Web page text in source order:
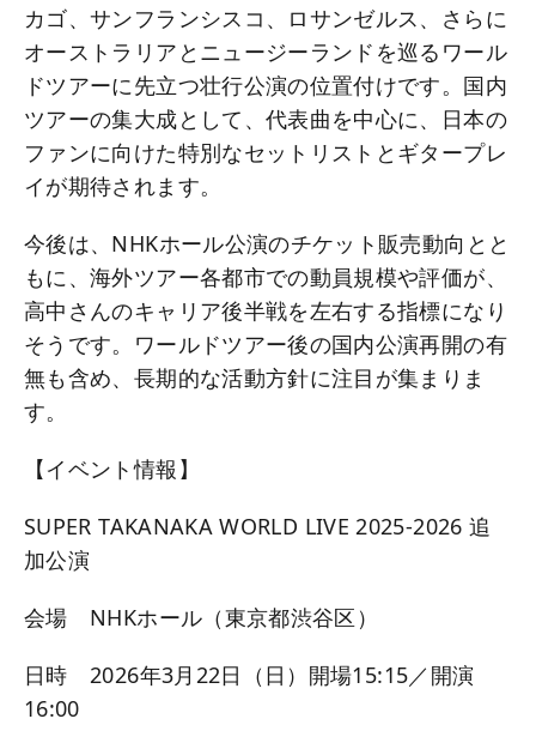
カゴ、サンフランシスコ、ロサンゼルス、さらに
オーストラリアとニュージーランドを巡るワール
ドツアーに先立つ壮行公演の位置付けです。国内
ツアーの集大成として、代表曲を中心に、日本の
ファンに向けた特別なセットリストとギタープレ
イが期待されます。
今後は、NHKホール公演のチケット販売動向とと
もに、海外ツアー各都市での動員規模や評価が、
高中さんのキャリア後半戦を左右する指標になり
そうです。ワールドツアー後の国内公演再開の有
無も含め、長期的な活動方針に注目が集まりま
す。
【イベント情報】
SUPER TAKANAKA WORLD LIVE 2025-2026 追
加公演
会場 NHKホール（東京都渋谷区）
日時 2026年3月22日（日）開場15:15／開演
16:00